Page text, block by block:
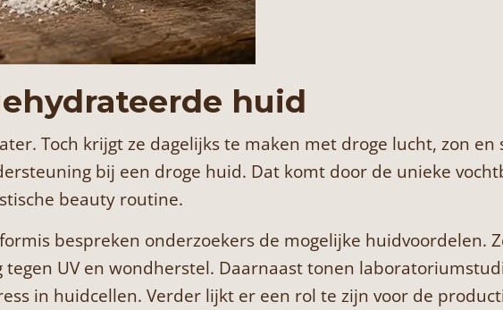
huid
Toch krijgt ze dagelijks te maken met droge lucht, zon
bij een droge huid. Dat komt door de unieke
beauty routine.
bespreken onderzoekers de mogelijke huidvoordelen.
UV en wondherstel. Daarnaast tonen
in huidcellen. Verder lijkt er een rol te zijn voor de